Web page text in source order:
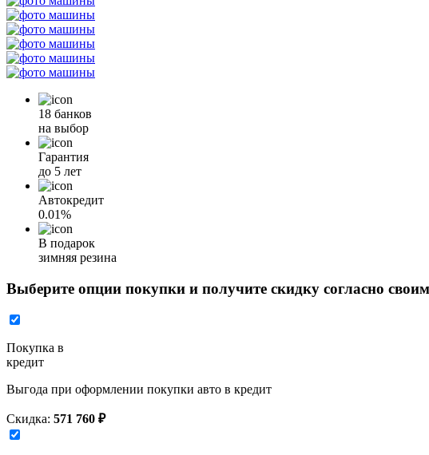
18 банков
на выбор
Гарантия
до 5 лет
Автокредит
0.01%
В подарок
зимняя резина
Выберите опции покупки и получите скидку согласно
Покупка в
кредит
Выгода при оформлении покупки авто в кредит
Скидка: 571 760 ₽